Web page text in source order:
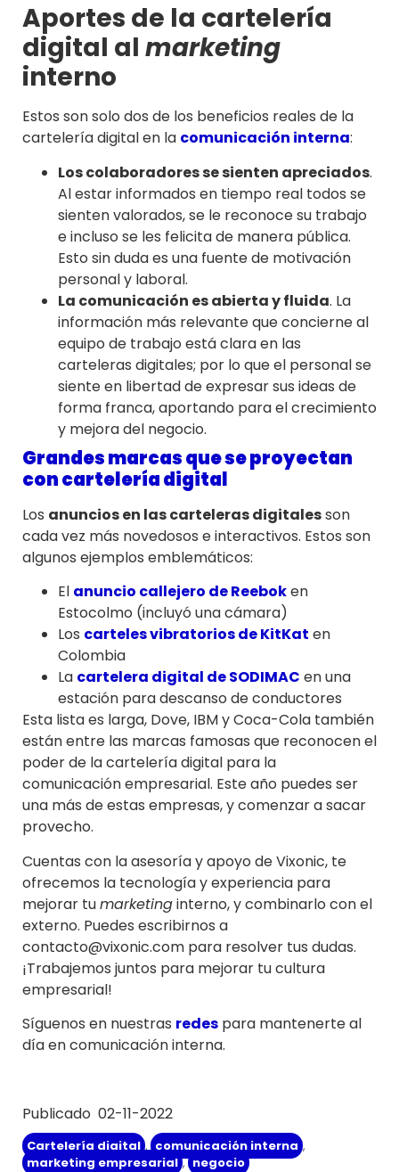
Aportes de la cartelería
digital al marketing
interno
Estos son solo dos de los beneficios reales de la
cartelería digital en la comunicación interna:
Los colaboradores se sienten apreciados.
Al estar informados en tiempo real todos se
sienten valorados, se le reconoce su trabajo
e incluso se les felicita de manera pública.
Esto sin duda es una fuente de motivación
personal y laboral.
La comunicación es abierta y fluida. La
información más relevante que concierne al
equipo de trabajo está clara en las
carteleras digitales; por lo que el personal se
siente en libertad de expresar sus ideas de
forma franca, aportando para el crecimiento
y mejora del negocio.
Grandes marcas que se proyectan
con cartelería digital
Los anuncios en las carteleras digitalesson
cada vez más novedosos e interactivos. Estos son
algunos ejemplos emblemáticos:
El anuncio callejero de Reeboken
Estocolmo (incluyó una cámara)
Los carteles vibratorios de KitKat en
Colombia
La cartelera digital de SODIMAC en una
estación para descanso de conductores
Esta lista es larga, Dove, IBM y Coca-Cola también
están entre las marcas famosas que reconocen el
poder de la cartelería digital para la
comunicación empresarial. Este año puedes ser
una más de estas empresas, y comenzar a sacar
provecho.
Cuentas con la asesoría y apoyo de Vixonic, te
ofrecemos la tecnología y experiencia para
mejorar tumarketinginterno, y combinarlo con el
externo. Puedes escribirnos a
contacto@vixonic.com para resolver tus dudas.
¡Trabajemos juntos para mejorar tu cultura
empresarial!
Síguenos en nuestras redes para mantenerte al
día en comunicación interna.
Publicado 02-11-2022
Cartelería digital , comunicación interna ,
marketing empresarial , negocio